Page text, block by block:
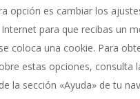
opción es cambiar los
para que recibas un
coloca una cookie. Para
estas opciones, consulta
la sección «Ayuda» de tu